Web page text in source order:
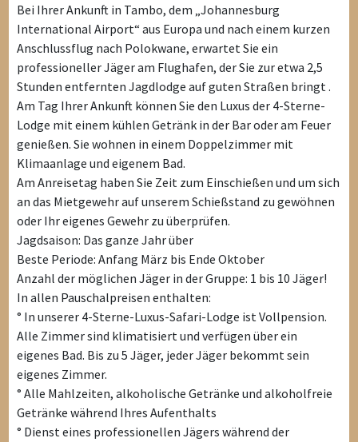
Bei Ihrer Ankunft in Tambo, dem „Johannesburg
International Airport“ aus Europa und nach einem kurzen
Anschlussflug nach Polokwane, erwartet Sie ein
professioneller Jäger am Flughafen, der Sie zur etwa 2,5
Stunden entfernten Jagdlodge auf guten Straßen bringt .
Am Tag Ihrer Ankunft können Sie den Luxus der 4-Sterne-
Lodge mit einem kühlen Getränk in der Bar oder am Feuer
genießen. Sie wohnen in einem Doppelzimmer mit
Klimaanlage und eigenem Bad.
Am Anreisetag haben Sie Zeit zum Einschießen und um sich
an das Mietgewehr auf unserem Schießstand zu gewöhnen
oder Ihr eigenes Gewehr zu überprüfen.
Jagdsaison: Das ganze Jahr über
Beste Periode: Anfang März bis Ende Oktober
Anzahl der möglichen Jäger in der Gruppe: 1 bis 10 Jäger!
In allen Pauschalpreisen enthalten:
° In unserer 4-Sterne-Luxus-Safari-Lodge ist Vollpension.
Alle Zimmer sind klimatisiert und verfügen über ein
eigenes Bad. Bis zu 5 Jäger, jeder Jäger bekommt sein
eigenes Zimmer.
° Alle Mahlzeiten, alkoholische Getränke und alkoholfreie
Getränke während Ihres Aufenthalts
° Dienst eines professionellen Jägers während der